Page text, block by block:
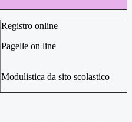
Registro online
Pagelle on line
Modulistica da sito scolastico